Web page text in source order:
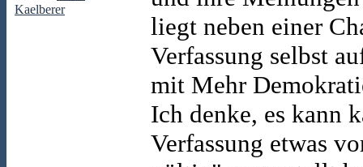
Kaelberer
liegt neben einer
Verfassung selbst
mit Mehr
Ich denke, es kann
Verfassung etwas